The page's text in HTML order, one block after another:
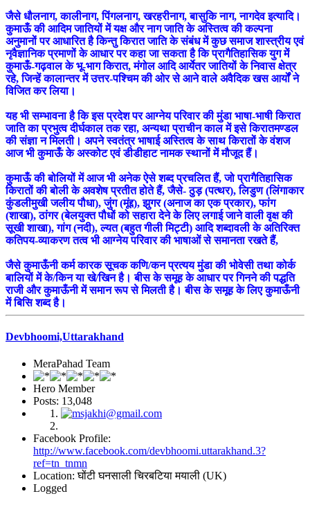
जैसे धौलनाग, कालीनाग, पिंगलनाग, खरहरीनाग, बासुकि नाग, नागदेव इत्यादि।
कुमाऊँ की आदिम जातियों में यक्ष और नाग जाति के अस्तित्व की कल्पना
अनुमानों पर आधारित है किन्तु किरात जाति के संबंध में कुछ समाज शास्त्रीय एवं
नृवैज्ञानिक प्रमाणों के आधार पर कहा जा सकता है कि प्रागैतिहासिक युग में
कुमाऊँ-गढ़वाल के भू-भाग किरात, मंगोल आदि आर्येतर जातियों के निवास क्षेत्र
रहे, जिन्हें कालान्तर में उत्तर-पश्चिम की ओर से आने वाले अवैदिक खस आर्यों ने
विजित कर लिया।
यह भी सम्भावना है कि इस प्रदेश पर आग्नेय परिवार की मुंडा भाषा-भाषी किरात
जाति का प्रभुत्व दीर्घकाल तक रहा, अन्यथा प्राचीन काल में इसे किरातमण्डल
की संज्ञा न मिलती। अपने स्वतंत्र भाषाई अस्तित्व के साथ किरातों के वंशज
आज भी कुमाऊँ के अस्कोट एवं डीडीहाट नामक स्थानों में मौजूद हैं।
कुमाऊँ की बोलियों में आज भी अनेक ऐसे शब्द प्रचलित हैं, जो प्रागैतिहासिक
किरातों की बोली के अवशेष प्रतीत होते हैं, जैसे- ठुड़ (पत्थर), लिडुण (लिंगाकार
कुंडलीमुखी जलीय पौधा), जुंग (मूंद्द), झुगर (अनाज का एक प्रकार), फांग
(शाखा), ठांगर (बेलयुक्त पौधों को सहारा देने के लिए लगाई जाने वाली वृक्ष की
सूखी शाखा), गांग (नदी), ल्यत (बहुत गीली मिट्टी) आदि शब्दावली के अतिरिक्त
कतिपय-व्याकरण तत्व भी आग्नेय परिवार की भाषाओं से समानता रखते हैं,
जैसे कुमाऊँनी कर्म कारक सूचक कणि/कन प्रत्यय मुंडा की भोवेसी तथा कोर्क
बालियों में के/किन या खे/खिन है। बीस के समूह के आधार पर गिनने की पद्धति
राजी और कुमाऊँनी में समान रूप से मिलती है। बीस के समूह के लिए कुमाऊँनी
में बिसि शब्द है।
Devbhoomi,Uttarakhand
MeraPahad Team
Hero Member
Posts: 13,048
Facebook Profile:
http://www.facebook.com/devbhoomi.uttarakhand.3?
ref=tn_tnmn
Location: घोंटी घनसाली चिरबटिया मयाली (UK)
Logged